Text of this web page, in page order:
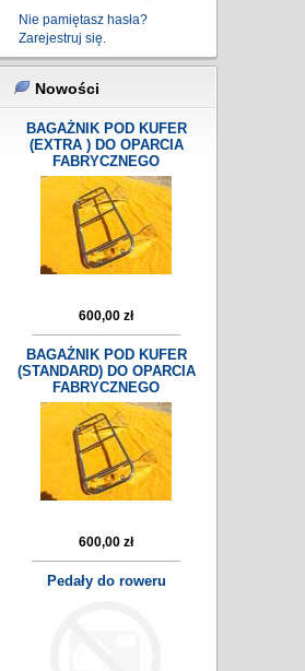
Nie pamiętasz hasła?
Zarejestruj się.
Nowości
BAGAŻNIK POD KUFER
(EXTRA ) DO OPARCIA
FABRYCZNEGO
600,00 zł
BAGAŻNIK POD KUFER
(STANDARD) DO OPARCIA
FABRYCZNEGO
600,00 zł
Pedały do roweru